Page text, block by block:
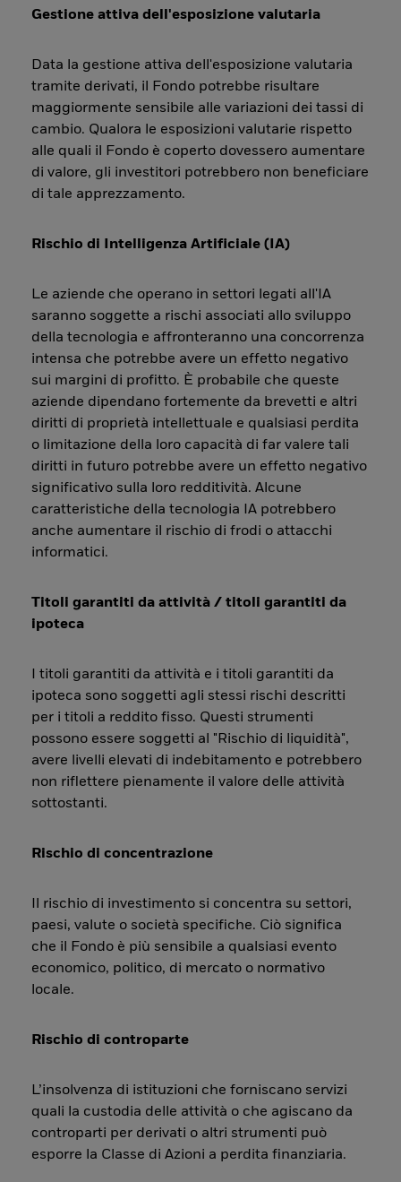
Gestione attiva dell'esposizione valutaria
Data la gestione attiva dell'esposizione valutaria
tramite derivati, il Fondo potrebbe risultare
maggiormente sensibile alle variazioni dei tassi di
cambio. Qualora le esposizioni valutarie rispetto
alle quali il Fondo è coperto dovessero aumentare
di valore, gli investitori potrebbero non beneficiare
di tale apprezzamento.
Rischio di Intelligenza Artificiale (IA)
Le aziende che operano in settori legati all'IA
saranno soggette a rischi associati allo sviluppo
della tecnologia e affronteranno una concorrenza
intensa che potrebbe avere un effetto negativo
sui margini di profitto. È probabile che queste
aziende dipendano fortemente da brevetti e altri
diritti di proprietà intellettuale e qualsiasi perdita
o limitazione della loro capacità di far valere tali
diritti in futuro potrebbe avere un effetto negativo
significativo sulla loro redditività. Alcune
caratteristiche della tecnologia IA potrebbero
anche aumentare il rischio di frodi o attacchi
informatici.
Titoli garantiti da attività / titoli garantiti da
ipoteca
I titoli garantiti da attività e i titoli garantiti da
ipoteca sono soggetti agli stessi rischi descritti
per i titoli a reddito fisso. Questi strumenti
possono essere soggetti al "Rischio di liquidità",
avere livelli elevati di indebitamento e potrebbero
non riflettere pienamente il valore delle attività
sottostanti.
Rischio di concentrazione
Il rischio di investimento si concentra su settori,
paesi, valute o società specifiche. Ciò significa
che il Fondo è più sensibile a qualsiasi evento
economico, politico, di mercato o normativo
locale.
Rischio di controparte
L’insolvenza di istituzioni che forniscano servizi
quali la custodia delle attività o che agiscano da
controparti per derivati o altri strumenti può
esporre la Classe di Azioni a perdita finanziaria.